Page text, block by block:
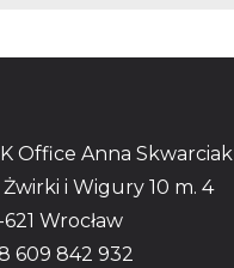
Office Anna Skwarciak
i Wigury 10 m. 4
Wrocław
609 842 932